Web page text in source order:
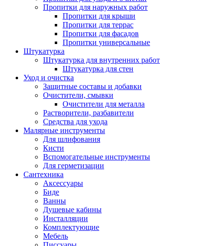
Пропитки для наружных работ
Пропитки для крыши
Пропитки для террас
Пропитки для фасадов
Пропитки универсальные
Штукатурка
Штукатурка для внутренних работ
Штукатурка для стен
Уход и очистка
Защитные составы и добавки
Очистители, смывки
Очистители для металла
Растворители, разбавители
Средства для ухода
Малярные инструменты
Для шлифования
Кисти
Вспомогательные инструменты
Для герметизации
Сантехника
Аксессуары
Биде
Ванны
Душевые кабины
Инсталляции
Комплектующие
Мебель